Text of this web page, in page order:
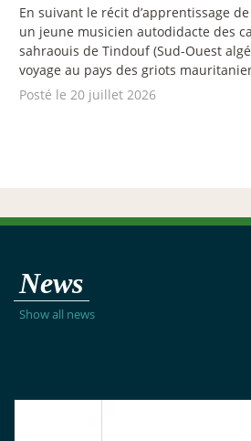
En suivant le récit d’apprentissage
un jeune musicien autodidacte des
sahraouis de Tindouf (Sud-Ouest
voyage au pays des griots
Posté le 20 juillet 2026
News
Show all news